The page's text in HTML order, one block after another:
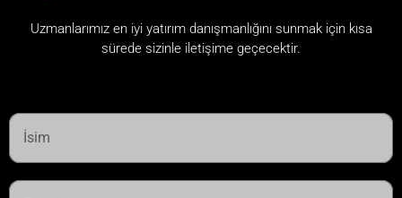
Uzmanlarımız en iyi yatırım danışmanlığını sunmak için kısa
sürede sizinle iletişime geçecektir.